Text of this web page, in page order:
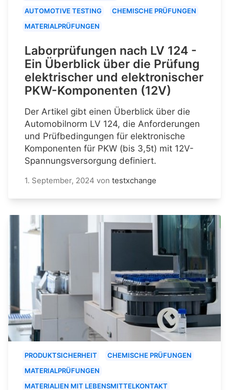
AUTOMOTIVE TESTING
CHEMISCHE PRÜFUNGEN
MATERIALPRÜFUNGEN
Laborprüfungen nach LV 124 -
Ein Überblick über die Prüfung
elektrischer und elektronischer
PKW-Komponenten (12V)
Der Artikel gibt einen Überblick über die
Automobilnorm LV 124, die Anforderungen
und Prüfbedingungen für elektronische
Komponenten für PKW (bis 3,5t) mit 12V-
Spannungsversorgung definiert.
1. September, 2024 von testxchange
PRODUKTSICHERHEIT
CHEMISCHE PRÜFUNGEN
MATERIALPRÜFUNGEN
MATERIALIEN MIT LEBENSMITTELKONTAKT